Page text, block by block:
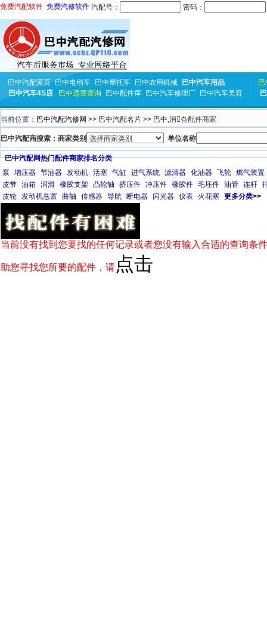
免费汽配软件 免费汽修软件 汽配号： 密码：
巴中汽配黄页 巴中电动车 巴中摩托车 巴中农用机械
巴中汽车用品
巴中汽车4S店
巴中违章查询 巴中配件库 巴中汽车修理厂 巴中汽车美容
当前位置： 巴中汽配汽修网 >> 巴中汽配名片 >> 巴中,涓叴配件商家
巴中汽配商搜索：商家类别 单位名称
巴中汽配网热门配件商家排名分类
泵
增压器 节油器 发动机 活塞 气缸 进气系统 滤清器 化油器 飞轮 燃气装置
皮带 油箱 润滑 橡胶支架 凸轮轴 挤压件 冲压件 橡胶件 毛坯件 油管 连杆
皮轮 发动机悬置 曲轴 传感器 导航 断电器 闪光器 仪表 火花塞 更多分类>>
当前没有找到您要找的任何记录或者您没有输入合适的查询条
助您寻找您所要的配件，请 点击